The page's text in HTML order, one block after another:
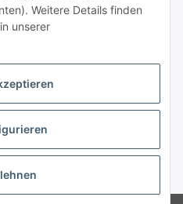
Versand
Weitere Details finden
unserer